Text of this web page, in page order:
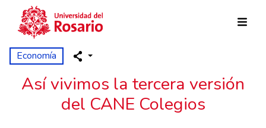
Skip to main content
Economía
Así vivimos la tercera versión
del CANE Colegios